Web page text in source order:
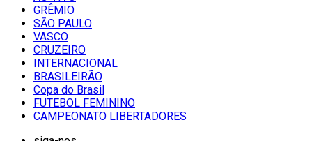
GRÊMIO
SĀO PAULO
VASCO
CRUZEIRO
INTERNACIONAL
BRASILEIRÃO
Copa do Brasil
FUTEBOL FEMININO
CAMPEONATO LIBERTADORES